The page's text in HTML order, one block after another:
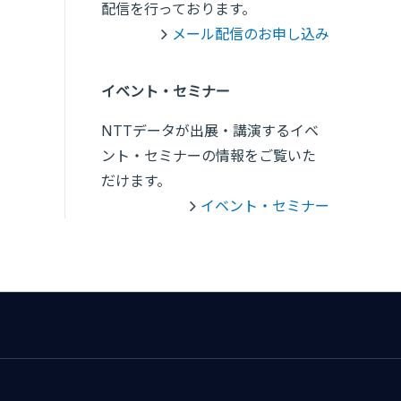
配信を行っております。
メール配信のお申し込み
イベント・セミナー
NTTデータが出展・講演するイベ
ント・セミナーの情報をご覧いた
だけます。
イベント・セミナー